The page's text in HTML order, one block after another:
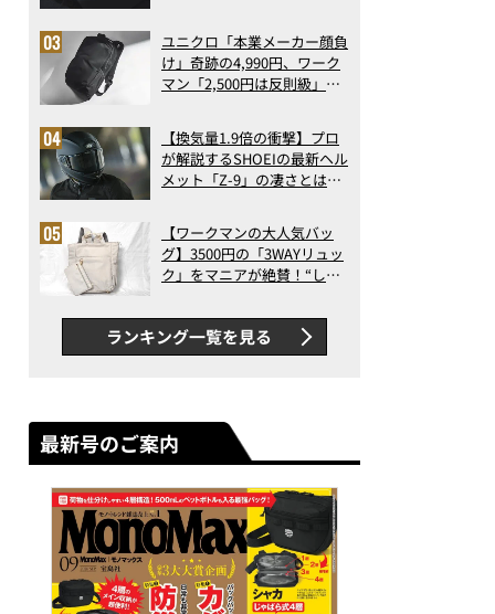
アの実力
ユニクロ「本業メーカー顔負
け」奇跡の4,990円、ワーク
マン「2,500円は反則級」凄
ト3】（2026年6月版）
【換気量1.9倍の衝撃】プロ
が解説するSHOEIの最新ヘル
メット「Z-9」の凄さとは？
ス【ワークマンの大人気バッ
グ】3500円の「3WAYリュッ
ク」をマニアが絶賛！“しご
判以上に優秀だった
ランキング一覧を見る
最新号のご案内